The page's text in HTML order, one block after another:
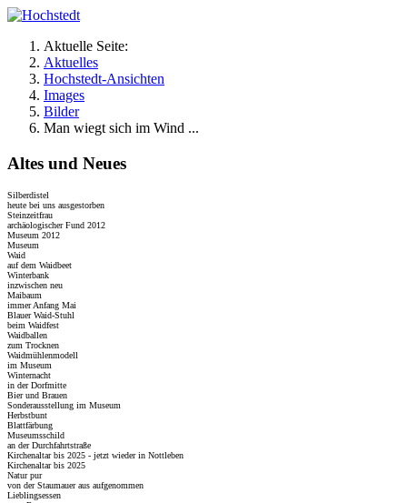
Aktuelle Seite:
Aktuelles
Hochstedt-Ansichten
Images
Bilder
Man wiegt sich im Wind ...
Altes und Neues
Silberdistel
heute bei uns ausgestorben
Steinzeitfrau
archäologischer Fund 2012
Museum 2012
Museum
Waid
auf dem Waidbeet
Winterbank
inzwischen neu
Maibaum
immer Anfang Mai
Blauer Waid-Stuhl
beim Waidfest
Waidballen
zum Trocknen
Waidmühlenmodell
im Museum
Winternacht
in der Dorfmitte
Bier und Brauen
Sonderausstellung im Museum
Herbstbunt
Blattfärbung
Museumsschild
an der Durchfahrtstraße
Kirchenaltar bis 2025 - jetzt wieder in Nottleben
Kirchenaltar bis 2025
Natur pur
von der Staumauer aus aufgenommen
Lieblingsessen